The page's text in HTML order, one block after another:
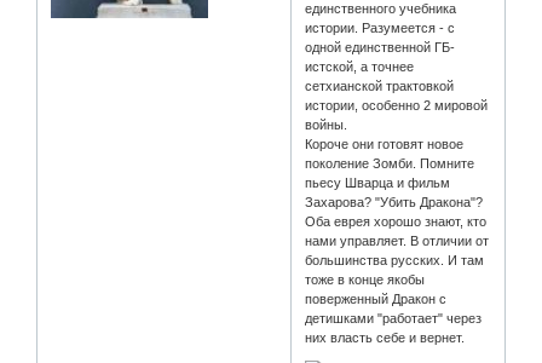
единственного учебника
истории. Разумеется - с
одной единственной ГБ-
истской, а точнее
сетхианской трактовкой
истории, особенно 2 мировой
войны.
Короче они готовят новое
поколение Зомби. Помните
пьесу Шварца и фильм
Захарова? "Убить Дракона"?
Оба еврея хорошо знают, кто
нами управляет. В отличии от
большинства русских. И там
тоже в конце якобы
поверженный Дракон с
детишками "работает" через
них власть себе и вернет.